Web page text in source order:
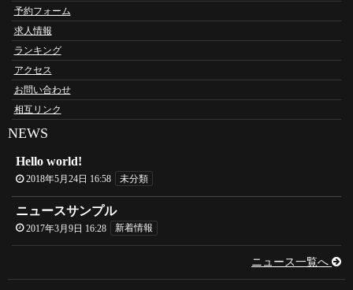
予約フォーム
求人情報
ランキング
アクセス
お問い合わせ
相互リンク
NEWS
Hello world!
2018年5月24日 16:58 未分類
ニュースサンプル
2017年3月9日 16:28 新着情報
ニュース一覧へ